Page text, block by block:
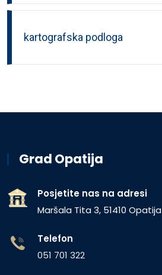
kartografska podloga
Grad Opatija
Posjetite nas na adresi
Maršala Tita 3, 51410 Opatija
Telefon
051 701 322